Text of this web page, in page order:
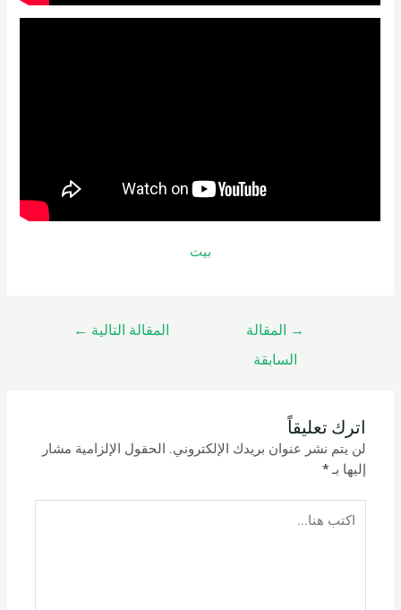
بيت
→
المقالة
السابقة
المقالة التالية ←
اترك تعليقاً
لن يتم نشر عنوان بريدك الإلكتروني. الحقول الإلزامية مشار
إليها بـ*
هنا...